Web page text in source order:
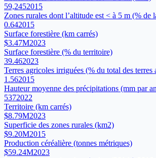
59,2452015
Zones rurales dont l’altitude est < à 5 m (% de
0.642015
Surface forestière (km carrés)
$3.47M2023
Surface forestière (% du territoire)
39.462023
Terres agricoles irriguées (% du total des terres
1.562015
Hauteur moyenne des précipitations (mm par
5372022
Territoire (km carrés)
$8.79M2023
Superficie des zones rurales (km2)
$9.20M2015
Production céréalière (tonnes métriques)
$59.24M2023